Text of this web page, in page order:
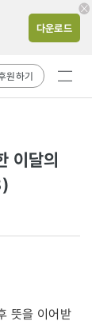
다운로드
원하기
전체
이달의
뜻을 이어받